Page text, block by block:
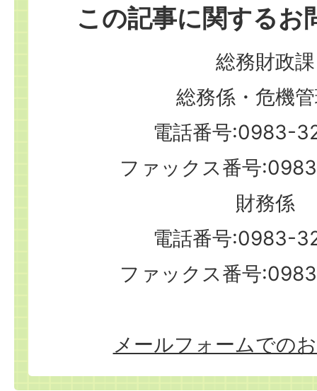
この記事に関するお
総務財政課
総務係・危機
電話番号:0983-
ファックス番号
財務係
電話番号:0983-
ファックス番号
メールフォームでの